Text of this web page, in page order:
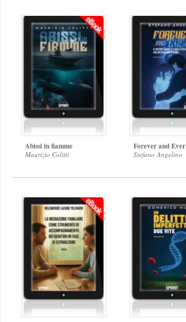
Abissi in fiamme
Maurizio Colitti
Forever and Ever
Stefano Angelino